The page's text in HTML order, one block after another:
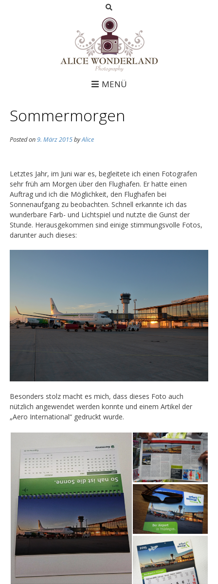
MENÜ
Sommermorgen
Posted on9. März 2015byAlice
Letztes Jahr, im Juni war es, begleitete ich einen Fotografen
sehr früh am Morgen über den Flughafen. Er hatte einen
Auftrag und ich die Möglichkeit, den Flughafen bei
Sonnenaufgang zu beobachten. Schnell erkannte ich das
wunderbare Farb- und Lichtspiel und nutzte die Gunst der
Stunde. Herausgekommen sind einige stimmungsvolle Fotos,
darunter auch dieses:
Besonders stolz macht es mich, dass dieses Foto auch
nützlich angewendet werden konnte und einem Artikel der
„Aero International“ gedruckt wurde.